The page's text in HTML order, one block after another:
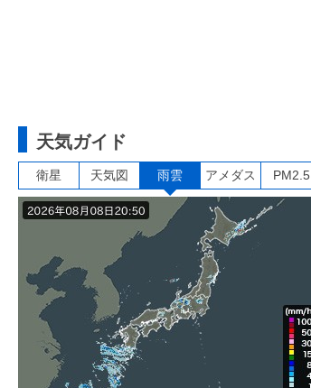
天気ガイド
衛星 天気図 雨雲 アメダス PM2.5